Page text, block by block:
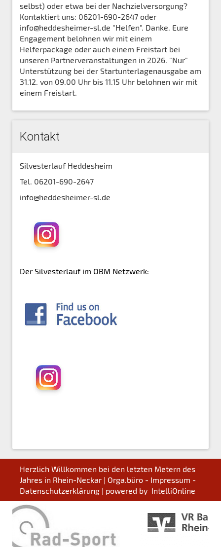
selbst) oder etwa bei der Nachzielversorgung?
Kontaktiert uns: 06201-690-2647 oder
info@heddesheimer-sl.de "Helfen". Danke. Eure
Engagement belohnen wir mit einem
Helferpackage oder auch einem Freistart bei
unseren Partnerveranstaltungen in 2026. "Nur"
Unterstützung bei der Startunterlagenausgabe am
31.12. von 09.00 Uhr bis 11.15 Uhr belohnen wir mit
einem Freistart.
Kontakt
Silvesterlauf Heddesheim
Tel. 06201-690-2647
info@heddesheimer-sl.de
Der Silvesterlauf im OBM Netzwerk:
Herzlich Willkommen bei den letzten Metern des
Jahres in Rhein-Neckar | Orga.büro - Impressum -
Datenschutzerklärung | powered by IntelliOnline